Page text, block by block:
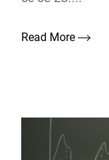
Read More